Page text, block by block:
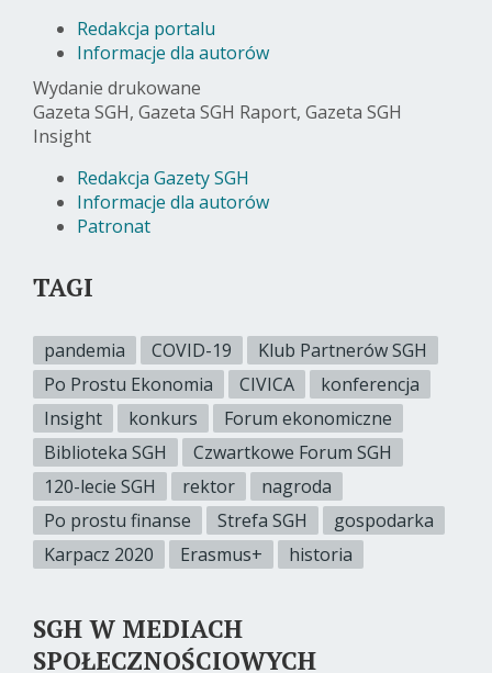
Redakcja portalu
Informacje dla autorów
Wydanie drukowane
Gazeta SGH, Gazeta SGH Raport, Gazeta SGH
Insight
Redakcja Gazety SGH
Informacje dla autorów
Patronat
TAGI
pandemia COVID-19
Klub Partnerów SGH
Po Prostu Ekonomia
CIVICA
konferencja
Insight
konkurs
Forum ekonomiczne
Biblioteka SGH
Czwartkowe Forum SGH
120-lecie SGH
rektor
nagroda
Po prostu finanse
Strefa SGH
gospodarka
Karpacz 2020
Erasmus+ historia
SGH W MEDIACH
SPOŁECZNOŚCIOWYCH